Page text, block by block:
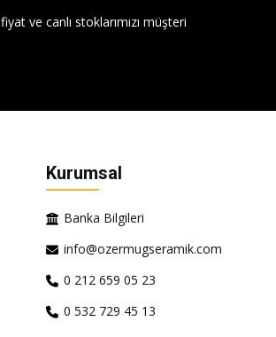
fiyat ve canlı stoklarımızı müşteri
Kurumsal
Banka Bilgileri
info@ozermugseramik.com
0 212 659 05 23
0 532 729 45 13